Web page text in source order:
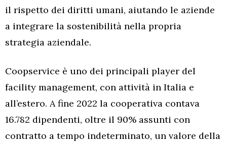
il rispetto dei diritti umani, aiutando le aziende
a integrare la sostenibilità nella propria
strategia aziendale.
Coopservice è uno dei principali player del
facility management, con attività in Italia e
all’estero. A fine 2022 la cooperativa contava
16.782 dipendenti, oltre il 90% assunti con
contratto a tempo indeterminato, un valore della